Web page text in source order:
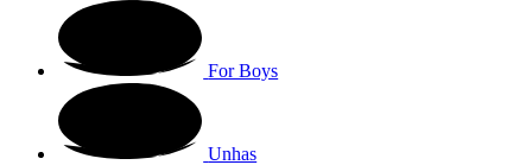
For Boys
Unhas